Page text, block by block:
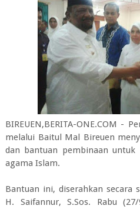
BIREUEN,BERITA-ONE.COM -
melalui Baitul Mal Bireuen
dan bantuan pembinaan
agama Islam.
Bantuan ini, diserahkan secara
H. Saifannur, S.Sos. Rabu